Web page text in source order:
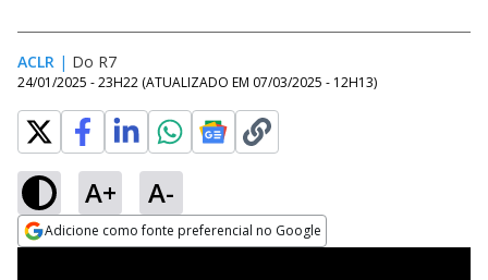
ACLR | Do R7
24/01/2025 - 23H22 (ATUALIZADO EM 07/03/2025 - 12H13)
A+ A-
Adicione como fonte preferencial no Google